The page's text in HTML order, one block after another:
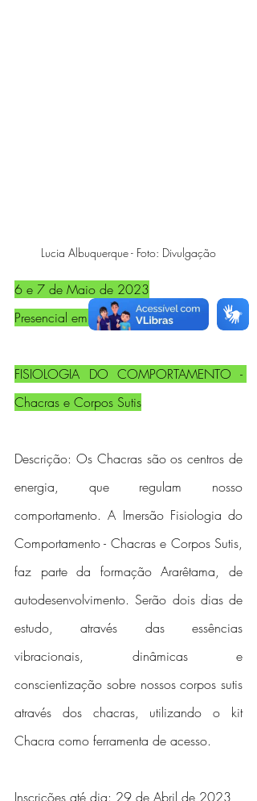
Lucia Albuquerque - Foto: Divulgação
6 e 7 de Maio de 2023
Presencial em Cascavel - Paraná
FISIOLOGIA DO COMPORTAMENTO -
Chacras e Corpos Sutis
Descrição: Os Chacras são os centros de
energia, que regulam nosso
comportamento. A Imersão Fisiologia do
Comportamento - Chacras e Corpos Sutis,
faz parte da formação Ararêtama, de
autodesenvolvimento. Serão dois dias de
estudo, através das essências
vibracionais, dinâmicas e
conscientização sobre nossos corpos sutis
através dos chacras, utilizando o kit
Chacra como ferramenta de acesso.
Inscrições até dia: 29 de Abril de 2023